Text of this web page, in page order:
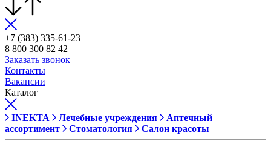
+7 (383) 335-61-23
8 800 300 82 42
Заказать звонок
Контакты
Вакансии
Каталог
INEKTA Лечебные учреждения
Аптечный
ассортимент
Стоматология Салон красоты